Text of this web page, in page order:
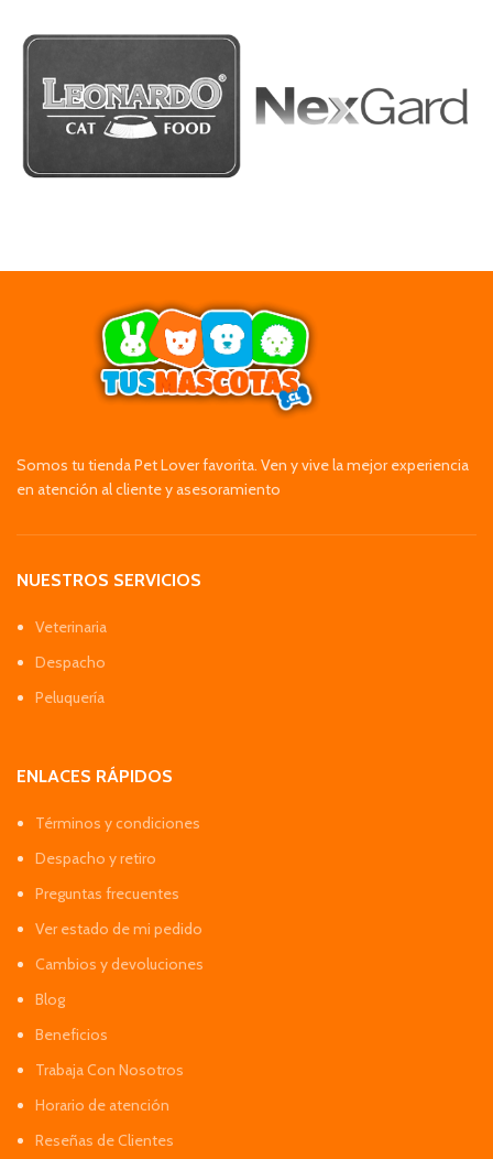
Somos tu tienda Pet Lover favorita. Ven y vive la mejor experiencia
en atención al cliente y asesoramiento
NUESTROS SERVICIOS
Veterinaria
Despacho
Peluquería
ENLACES RÁPIDOS
Términos y condiciones
Despacho y retiro
Preguntas frecuentes
Ver estado de mi pedido
Cambios y devoluciones
Blog
Beneficios
Trabaja Con Nosotros
Horario de atención
Reseñas de Clientes